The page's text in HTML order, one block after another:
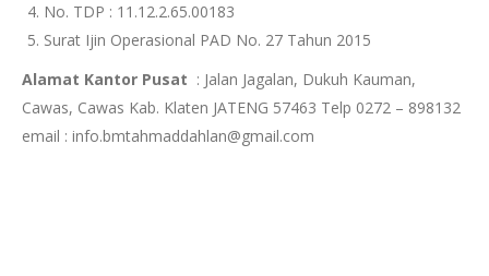
No. TDP : 11.12.2.65.00183
Surat Ijin Operasional PAD No. 27 Tahun 2015
Alamat Kantor Pusat : Jalan Jagalan, Dukuh Kauman,
Cawas, Cawas Kab. Klaten JATENG 57463 Telp 0272 – 898132
email : info.bmtahmaddahlan@gmail.com